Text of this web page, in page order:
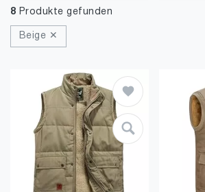
8 Produkte gefunden
Beige ✕